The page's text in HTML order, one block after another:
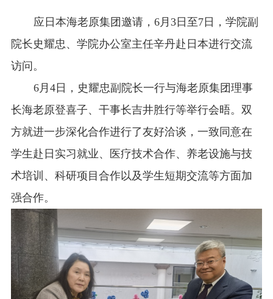
应日本海老原集团邀请，6月3日至7日，学院副
院长史耀忠、学院办公室主任辛丹赴日本进行交流
访问。
6月4日，史耀忠副院长一行与海老原集团理事
长海老原登喜子、干事长吉井胜行等举行会晤。双
方就进一步深化合作进行了友好洽谈，一致同意在
学生赴日实习就业、医疗技术合作、养老设施与技
术培训、科研项目合作以及学生短期交流等方面加
强合作。